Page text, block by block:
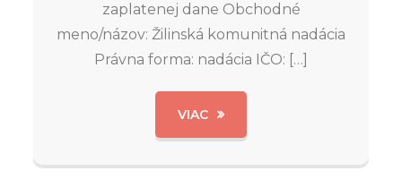
zaplatenej dane Obchodné
meno/názov: Žilinská komunitná nadácia
Právna forma: nadácia IČO: […]
VIAC